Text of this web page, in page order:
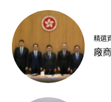
精選
廠